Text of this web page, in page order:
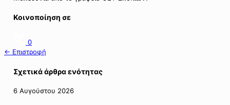
Κοινοποίηση σε
0
← Επιστροφή
Σχετικά άρθρα ενότητας
6 Αυγούστου 2026